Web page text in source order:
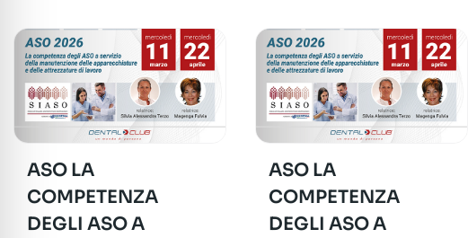
ASO LA
COMPETENZA
DEGLI ASO A
ASO LA
COMPETENZA
DEGLI ASO A